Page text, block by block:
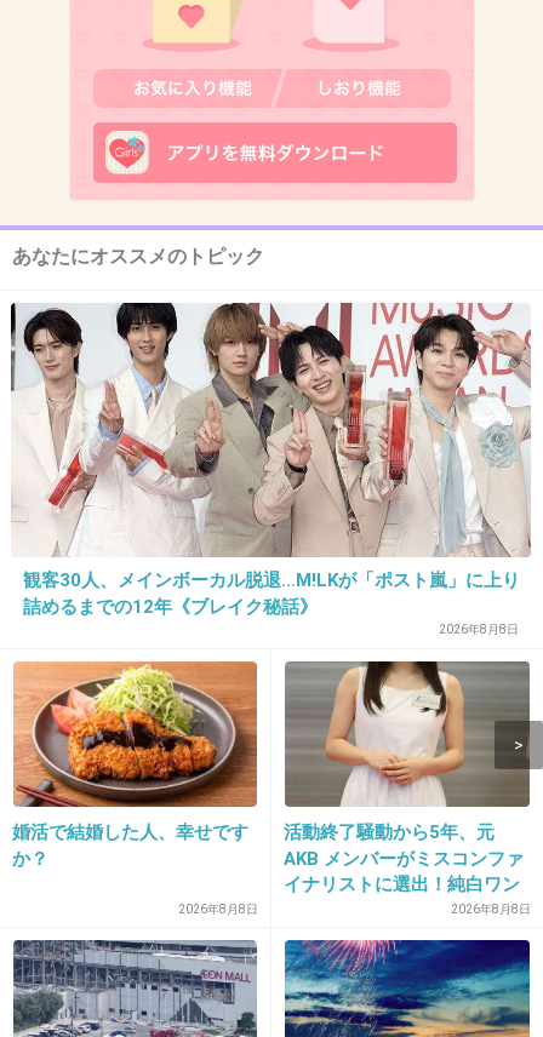
2013/10/16(水) 13:50:03
なんで原作者と女優のあいだに10以上の年齢差
ミスキャスト
11. 匿名
ほんとにやるんだ(笑)
すごい美化されてますけど～
+361 -5
12. 匿名2013/10/16(水) 13:50:17
占い師がちらつくｗ
+183 -1
13. 匿名2013/10/16(水) 13:50:23
スグ消えるのに、バカな女
出典：news.biglobe.ne.jp
+570 -17
14. 匿名2013/10/16(水) 13:50:31
中島以外、皆ビジュアル良くしすぎ。
あなたにオススメのトピック
観客30人、メインボーカル脱退…M!LKが「ポスト嵐」に上り
詰めるまでの12年《ブレイク秘話》
2026年8月8日
婚活で結婚した人、幸せです
か？
2026年8月8日
活動終了騒動から5年、元
AKB メンバーがミスコンファ
イナリストに選出！純白ワン
2026年8月8日